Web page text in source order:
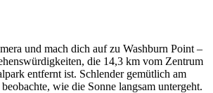
und mach dich auf zu Washburn Point –
die 14,3 km vom Zentrum
entfernt ist. Schlender gemütlich am
wie die Sonne langsam untergeht.